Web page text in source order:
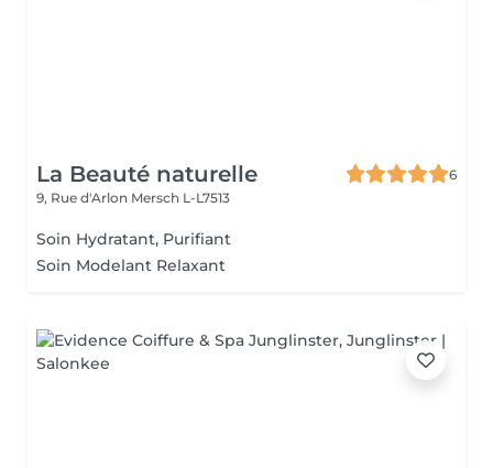
La Beauté naturelle
6
9, Rue d'Arlon Mersch L-L7513
Soin Hydratant, Purifiant
Soin Modelant Relaxant